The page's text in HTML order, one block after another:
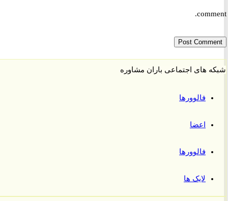
های اجتماعی باران مشاوره
فالوورها
اعضا
فالوورها
لایک ها